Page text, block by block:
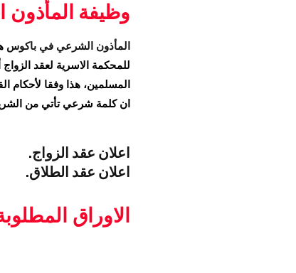
وظيفة
المأذون الشرعي في باكوس
للمحكمة الاسرية لعقد الزواج
المسلمين، هذا وفقا لأحكام
ان كلمة شرعي تأتي من
اعلان عقد الزواج.
اعلان عقد الطلاق.
الاوراق